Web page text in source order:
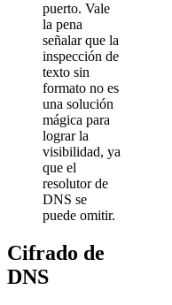
puerto. Vale
la pena
señalar que la
inspección de
texto sin
formato no es
una solución
mágica para
lograr la
visibilidad, ya
que el
resolutor de
DNS se
puede omitir.
Cifrado de
DNS